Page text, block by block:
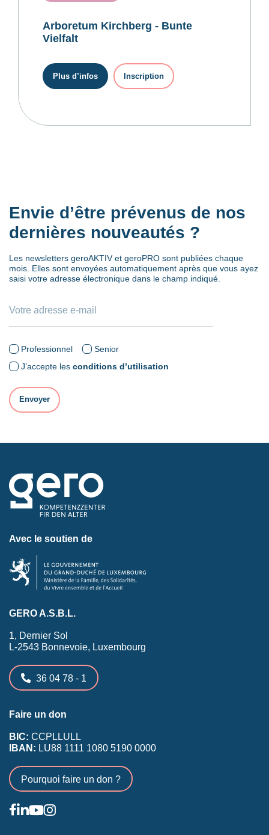
Arboretum Kirchberg - Bunte
Vielfalt
Plus d’infos Inscription
Envie d’être prévenus de nos
dernières nouveautés ?
Les newsletters geroAKTIV et geroPRO sont publiées chaque
mois. Elles sont envoyées automatiquement après que vous ayez
saisi votre adresse électronique dans le champ indiqué.
Professionnel
Senior
J’accepte les conditions d’utilisation
Avec le soutien de
GERO A.S.B.L.
1, Dernier Sol
L-2543 Bonnevoie, Luxembourg
36 04 78 - 1
Faire un don
BIC: CCPLLULL
IBAN: LU88 1111 1080 5190 0000
Pourquoi faire un don ?